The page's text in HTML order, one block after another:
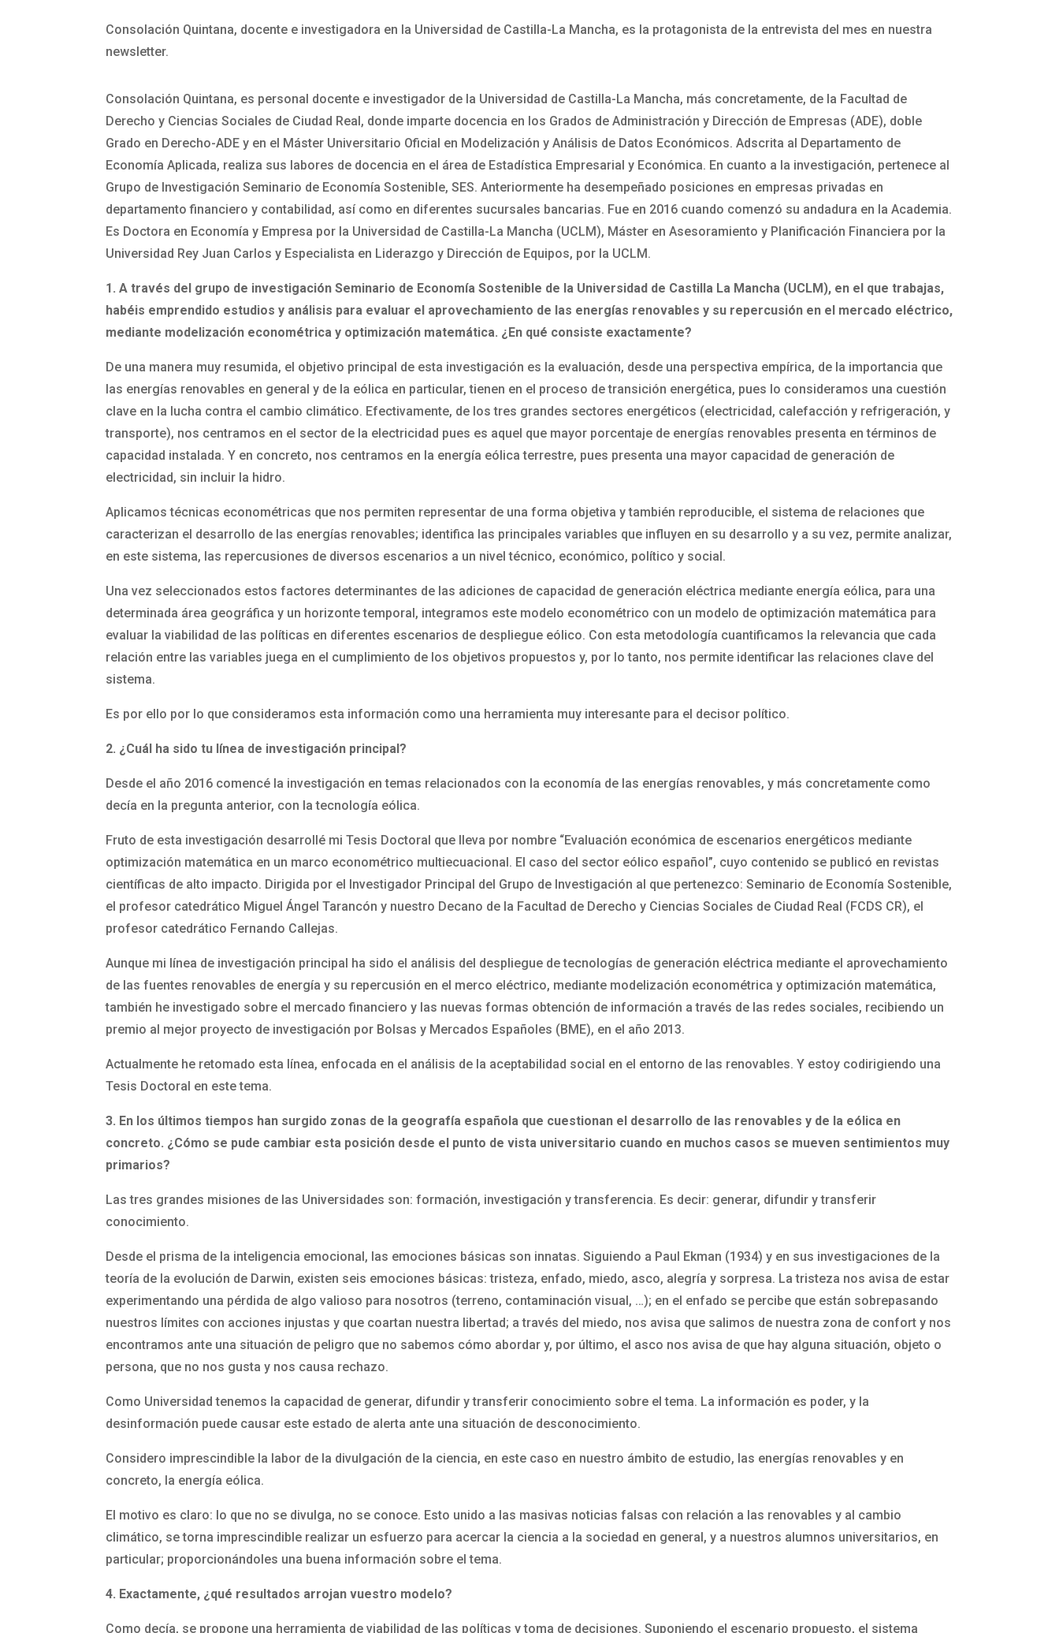
Consolación Quintana, docente e investigadora en la Universidad de Castilla-La Mancha, es la protagonista de la entrevista del mes en nuestra
newsletter.
Consolación Quintana, es personal docente e investigador de la Universidad de Castilla-La Mancha, más concretamente, de la Facultad de
Derecho y Ciencias Sociales de Ciudad Real, donde imparte docencia en los Grados de Administración y Dirección de Empresas (ADE), doble
Grado en Derecho-ADE y en el Máster Universitario Oficial en Modelización y Análisis de Datos Económicos. Adscrita al Departamento de
Economía Aplicada, realiza sus labores de docencia en el área de Estadística Empresarial y Económica. En cuanto a la investigación, pertenece al
Grupo de Investigación Seminario de Economía Sostenible, SES. Anteriormente ha desempeñado posiciones en empresas privadas en
departamento financiero y contabilidad, así como en diferentes sucursales bancarias. Fue en 2016 cuando comenzó su andadura en la Academia.
Es Doctora en Economía y Empresa por la Universidad de Castilla-La Mancha (UCLM), Máster en Asesoramiento y Planificación Financiera por la
Universidad Rey Juan Carlos y Especialista en Liderazgo y Dirección de Equipos, por la UCLM.
1. A través del grupo de investigación Seminario de Economía Sostenible de la Universidad de Castilla La Mancha (UCLM), en el que trabajas,
habéis emprendido estudios y análisis para evaluar el aprovechamiento de las energías renovables y su repercusión en el mercado eléctrico,
mediante modelización econométrica y optimización matemática. ¿En qué consiste exactamente?
De una manera muy resumida, el objetivo principal de esta investigación es la evaluación, desde una perspectiva empírica, de la importancia que
las energías renovables en general y de la eólica en particular, tienen en el proceso de transición energética, pues lo consideramos una cuestión
clave en la lucha contra el cambio climático. Efectivamente, de los tres grandes sectores energéticos (electricidad, calefacción y refrigeración, y
transporte), nos centramos en el sector de la electricidad pues es aquel que mayor porcentaje de energías renovables presenta en términos de
capacidad instalada. Y en concreto, nos centramos en la energía eólica terrestre, pues presenta una mayor capacidad de generación de
electricidad, sin incluir la hidro.
Aplicamos técnicas econométricas que nos permiten representar de una forma objetiva y también reproducible, el sistema de relaciones que
caracterizan el desarrollo de las energías renovables; identifica las principales variables que influyen en su desarrollo y a su vez, permite analizar,
en este sistema, las repercusiones de diversos escenarios a un nivel técnico, económico, político y social.
Una vez seleccionados estos factores determinantes de las adiciones de capacidad de generación eléctrica mediante energía eólica, para una
determinada área geográfica y un horizonte temporal, integramos este modelo econométrico con un modelo de optimización matemática para
evaluar la viabilidad de las políticas en diferentes escenarios de despliegue eólico. Con esta metodología cuantificamos la relevancia que cada
relación entre las variables juega en el cumplimiento de los objetivos propuestos y, por lo tanto, nos permite identificar las relaciones clave del
sistema.
Es por ello por lo que consideramos esta información como una herramienta muy interesante para el decisor político.
2. ¿Cuál ha sido tu línea de investigación principal?
Desde el año 2016 comencé la investigación en temas relacionados con la economía de las energías renovables, y más concretamente como
decía en la pregunta anterior, con la tecnología eólica.
Fruto de esta investigación desarrollé mi Tesis Doctoral que lleva por nombre “Evaluación económica de escenarios energéticos mediante
optimización matemática en un marco econométrico multiecuacional. El caso del sector eólico español”, cuyo contenido se publicó en revistas
científicas de alto impacto. Dirigida por el Investigador Principal del Grupo de Investigación al que pertenezco: Seminario de Economía Sostenible,
el profesor catedrático Miguel Ángel Tarancón y nuestro Decano de la Facultad de Derecho y Ciencias Sociales de Ciudad Real (FCDS CR), el
profesor catedrático Fernando Callejas.
Aunque mi línea de investigación principal ha sido el análisis del despliegue de tecnologías de generación eléctrica mediante el aprovechamiento
de las fuentes renovables de energía y su repercusión en el merco eléctrico, mediante modelización econométrica y optimización matemática,
también he investigado sobre el mercado financiero y las nuevas formas obtención de información a través de las redes sociales, recibiendo un
premio al mejor proyecto de investigación por Bolsas y Mercados Españoles (BME), en el año 2013.
Actualmente he retomado esta línea, enfocada en el análisis de la aceptabilidad social en el entorno de las renovables. Y estoy codirigiendo una
Tesis Doctoral en este tema.
3. En los últimos tiempos han surgido zonas de la geografía española que cuestionan el desarrollo de las renovables y de la eólica en
concreto. ¿Cómo se pude cambiar esta posición desde el punto de vista universitario cuando en muchos casos se mueven sentimientos muy
primarios?
Las tres grandes misiones de las Universidades son: formación, investigación y transferencia. Es decir: generar, difundir y transferir
conocimiento.
Desde el prisma de la inteligencia emocional, las emociones básicas son innatas. Siguiendo a Paul Ekman (1934) y en sus investigaciones de la
teoría de la evolución de Darwin, existen seis emociones básicas: tristeza, enfado, miedo, asco, alegría y sorpresa. La tristeza nos avisa de estar
experimentando una pérdida de algo valioso para nosotros (terreno, contaminación visual, …); en el enfado se percibe que están sobrepasando
nuestros límites con acciones injustas y que coartan nuestra libertad; a través del miedo, nos avisa que salimos de nuestra zona de confort y nos
encontramos ante una situación de peligro que no sabemos cómo abordar y, por último, el asco nos avisa de que hay alguna situación, objeto o
persona, que no nos gusta y nos causa rechazo.
Como Universidad tenemos la capacidad de generar, difundir y transferir conocimiento sobre el tema. La información es poder, y la
desinformación puede causar este estado de alerta ante una situación de desconocimiento.
Considero imprescindible la labor de la divulgación de la ciencia, en este caso en nuestro ámbito de estudio, las energías renovables y en
concreto, la energía eólica.
El motivo es claro: lo que no se divulga, no se conoce. Esto unido a las masivas noticias falsas con relación a las renovables y al cambio
climático, se torna imprescindible realizar un esfuerzo para acercar la ciencia a la sociedad en general, y a nuestros alumnos universitarios, en
particular; proporcionándoles una buena información sobre el tema.
4. Exactamente, ¿qué resultados arrojan vuestro modelo?
Como decía, se propone una herramienta de viabilidad de las políticas y toma de decisiones. Suponiendo el escenario propuesto, el sistema